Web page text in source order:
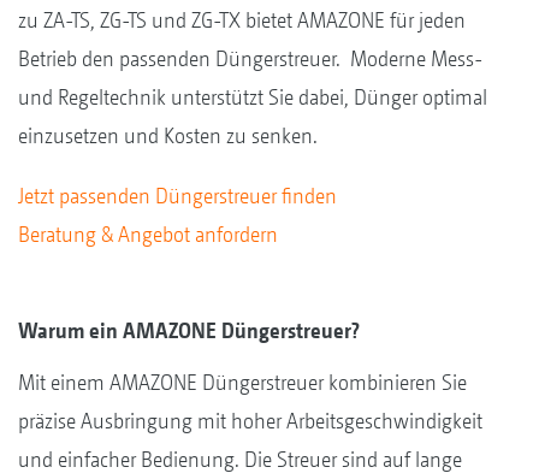
zu ZA-TS, ZG-TS und ZG-TX bietet AMAZONE für jeden
Betrieb den passenden Düngerstreuer. Moderne Mess-
und Regeltechnik unterstützt Sie dabei, Dünger optimal
einzusetzen und Kosten zu senken.
Jetzt passenden Düngerstreuer finden
Beratung & Angebot anfordern
Warum ein AMAZONE Düngerstreuer?
Mit einem AMAZONE Düngerstreuer kombinieren Sie
präzise Ausbringung mit hoher Arbeitsgeschwindigkeit
und einfacher Bedienung. Die Streuer sind auf lange